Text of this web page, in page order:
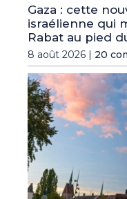
Gaza : cette
israélienne qui
Rabat au pied
8 août 2026 | 20